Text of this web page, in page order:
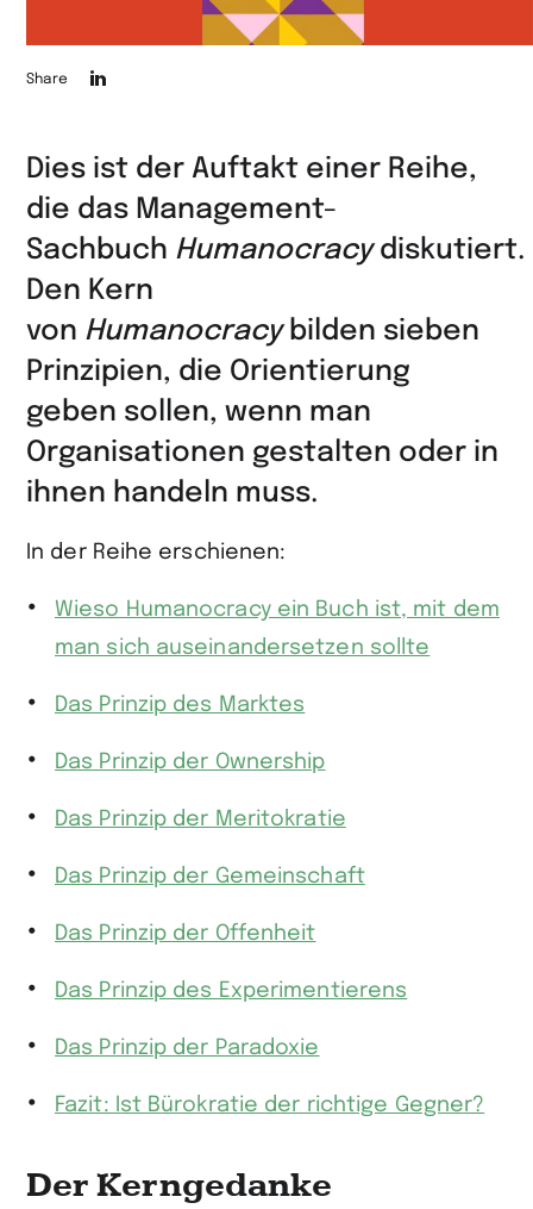
auf
LinkedIn
teilen
Share
Dies ist der Auftakt einer Reihe,
die das Management-
Sachbuch Humanocracydiskutiert.
Den Kern
von Humanocracybilden sieben
Prinzipien, die Orientierung
geben sollen, wenn man
Organisationen gestalten oder in
ihnen handeln muss.
In der Reihe erschienen:
Wieso Humanocracy ein Buch ist, mit dem
man sich auseinandersetzen sollte
Das Prinzip des Marktes
Das Prinzip der Ownership
Das Prinzip der Meritokratie
Das Prinzip der Gemeinschaft
Das Prinzip der Offenheit
Das Prinzip des Experimentierens
Das Prinzip der Paradoxie
Fazit: Ist Bürokratie der richtige Gegner?
Der Kerngedanke